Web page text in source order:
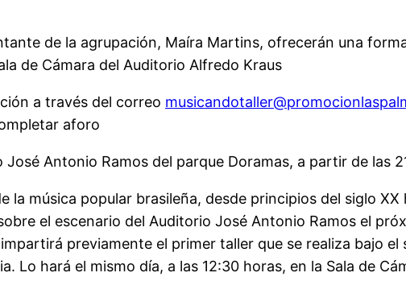
de la agrupación, Maíra Martins, ofrecerán una
de Cámara del Auditorio Alfredo Kraus
a través del correo
aforo
Antonio Ramos del parque Doramas, a partir de las
música popular brasileña, desde principios del siglo
el escenario del Auditorio José Antonio Ramos el
previamente el primer taller que se realiza bajo
Lo hará el mismo día, a las 12:30 horas, en la Sala de